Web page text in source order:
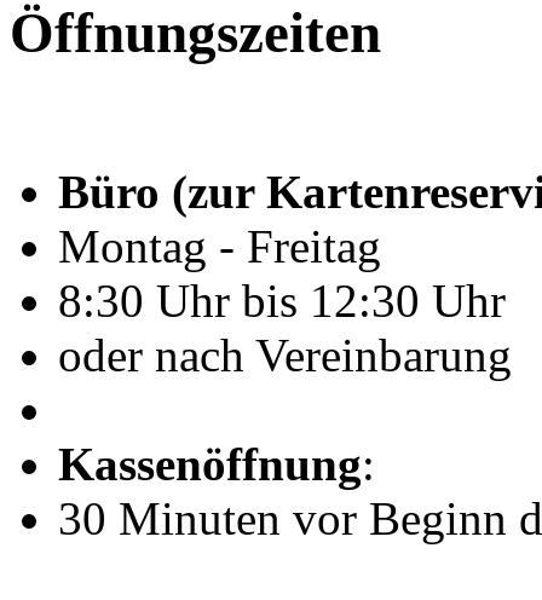
Öffnungszeiten
Büro (zur
Montag - Freitag
8:30 Uhr bis 12:30 Uhr
oder nach Vereinbarung
Kassenöffnung:
30 Minuten vor Beginn